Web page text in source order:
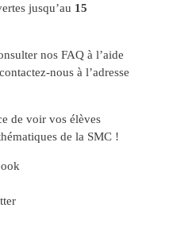
jusqu’au 15
nos FAQ à l’aide
nous à l’adresse
de voir vos élèves
de la SMC !